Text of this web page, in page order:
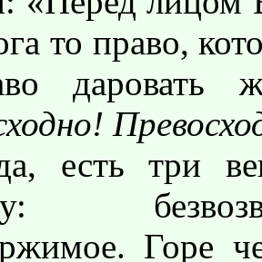
то право,
даровать
есть три
Горе